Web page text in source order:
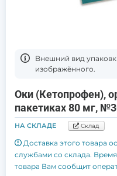
Bнешний вид
изображённого.
Оки (Кетопрофен),
пакетиках 80 мг,
НА СКЛАДЕ Склад
Доставка этого товара
службами со склада.
товара Вам сообщит